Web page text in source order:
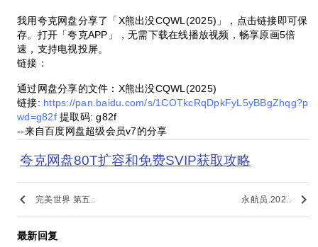
我用夸克网盘分享了「X熊出没CQWL(2025)」，点击链接即可保
存。打开「夸克APP」，无需下载在线播放视频，畅享原画5倍
速，支持电视投屏。
链接：
通过网盘分享的文件：X熊出没CQWL(2025)
链接: https://pan.baidu.com/s/1COTkcRqDpkFyL5yBBgZhqg?p
wd=g82f提取码: g82f
--来自百度网盘超级会员v7的分享
夸克网盘80T扩容和免费SVIP获取攻略
keyboard_arrow_left 完美世界 第五.. 永航员.202.. keyboard_arrow_right
最新回复